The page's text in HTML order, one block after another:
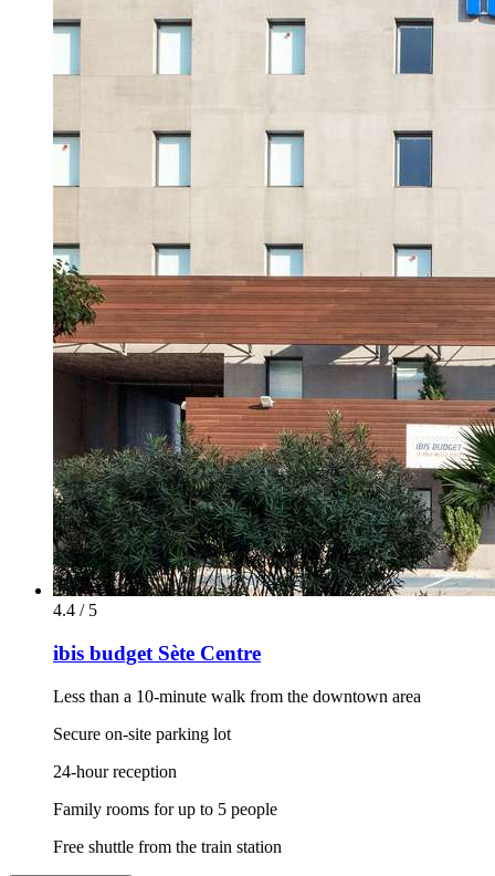
4.4 / 5
ibis budget Sète Centre
Less than a 10-minute walk from the downtown area
Secure on-site parking lot
24-hour reception
Family rooms for up to 5 people
Free shuttle from the train station